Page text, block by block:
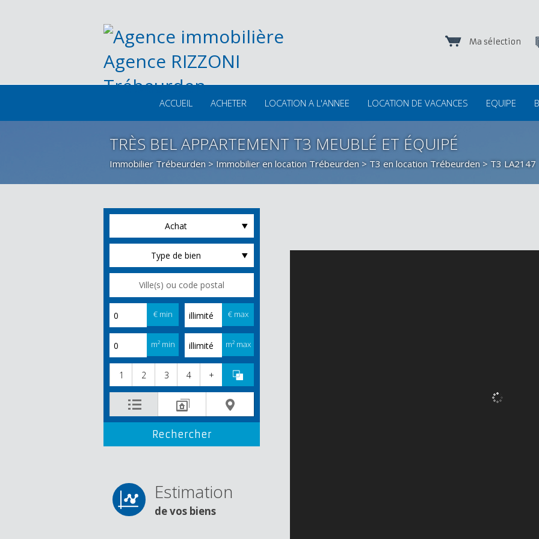
Ma sélection
ACCUEIL ACHETER LOCATION A L'ANNEE LOCATION DE VACANCES EQUIPE
TRÈS BEL APPARTEMENT T3 MEUBLÉ ET ÉQUIPÉ
Immobilier Trébeurden > Immobilier en location Trébeurden > T3 en location Trébeurden > T3 LA2147
Achat
Type de bien
€ min € max
m² min m² max
1 2 3 4 +
Estimation
de vos biens